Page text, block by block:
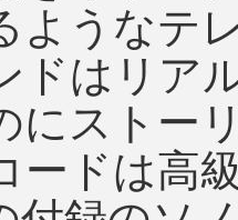
ようなテ
ドはリア
にストー
ードは高